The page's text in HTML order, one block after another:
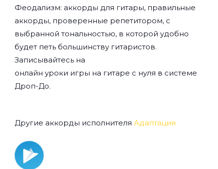
Феодализм: аккорды для гитары, правильные
аккорды, проверенные репетитором, с
выбранной тональностью, в которой удобно
будет петь большинству гитаристов.
Записывайтесь на
онлайн уроки игры на гитаре с нуля в системе
Дроп-До.
Другие аккорды исполнителя Адаптация